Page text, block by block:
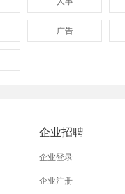
广告
企业招聘
企业登录
企业注册